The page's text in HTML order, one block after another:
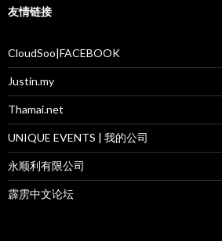
友情链接
CloudSoo|FACEBOOK
Justin.my
Thamai.net
UNIQUE EVENTS | 我的公司
永顺利有限公司
霹雳中文论坛